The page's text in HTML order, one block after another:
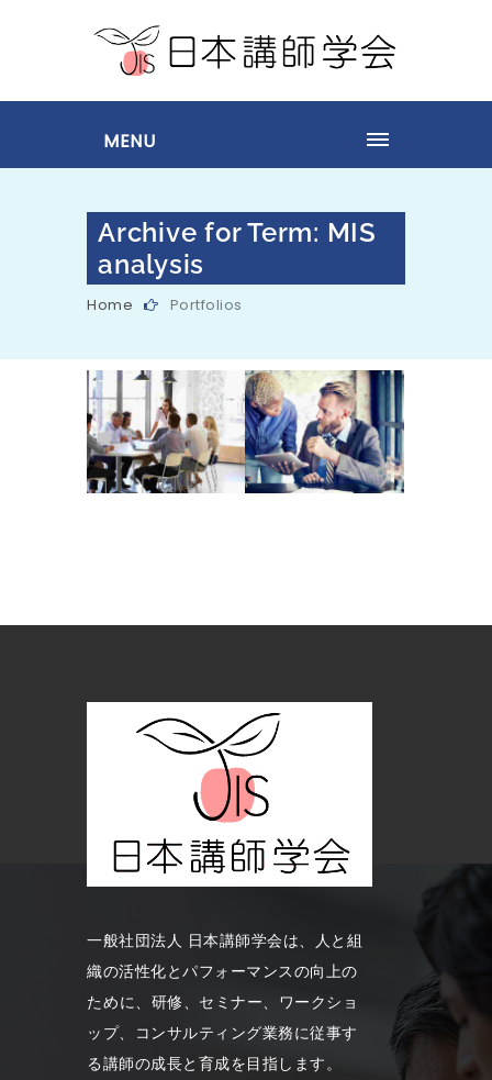
MENU
Archive for Term: MIS
analysis
Home Portfolios
一般社団法人 日本講師学会は、人と組
織の活性化とパフォーマンスの向上の
ため に、研修、セミナー、ワークショ
ップ、コンサルティング業務に従事す
る講師の成長と育成を目指します。